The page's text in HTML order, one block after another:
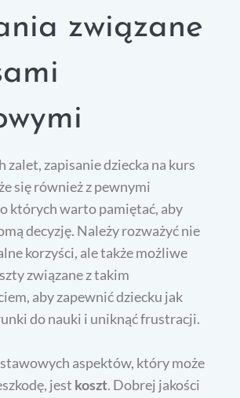
związane
zalet, zapisanie dziecka na kurs
się również z pewnymi
których warto pamiętać, aby
decyzję. Należy rozważyć nie
korzyści, ale także możliwe
związane z takim
aby zapewnić dziecku jak
do nauki i uniknąć frustracji.
aspektów, który może
jest koszt. Dobrej jakości